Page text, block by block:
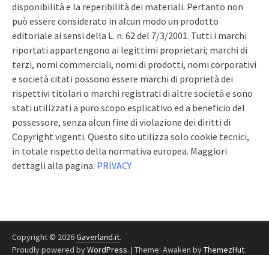
disponibilità e la reperibilità dei materiali. Pertanto non
può essere considerato in alcun modo un prodotto
editoriale ai sensi della L. n. 62 del 7/3/2001. Tutti i marchi
riportati appartengono ai legittimi proprietari; marchi di
terzi, nomi commerciali, nomi di prodotti, nomi corporativi
e società citati possono essere marchi di proprietà dei
rispettivi titolari o marchi registrati di altre società e sono
stati utilizzati a puro scopo esplicativo ed a beneficio del
possessore, senza alcun fine di violazione dei diritti di
Copyright vigenti. Questo sito utilizza solo cookie tecnici,
in totale rispetto della normativa europea. Maggiori
dettagli alla pagina: PRIVACY
Copyright © 2026Gaverland.it.
Proudly powered byWordPress. | Theme: Awaken byThemezHut.